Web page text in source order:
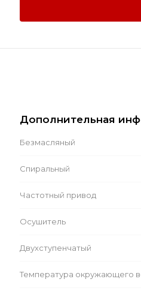
Дополнительная
Безмасляный
Спиральный
Частотный привод
Осушитель
Двухступенчатый
Температура окружающего